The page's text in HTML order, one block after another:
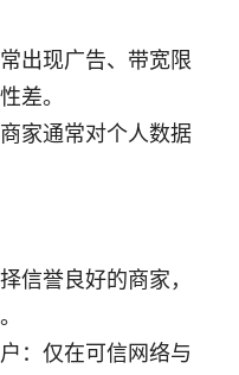
出现广告、带宽限
差。
家通常对个人数据
信誉良好的商家，
：仅在可信网络与